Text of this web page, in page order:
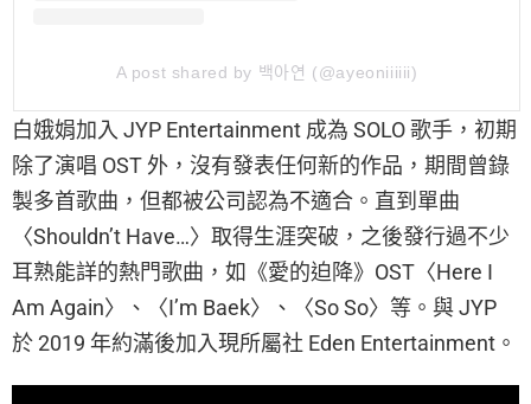
A post shared by 백아연 (@ayeoniiiiii)
白娥娟加入 JYP Entertainment 成為 SOLO 歌手，初期
除了演唱 OST 外，沒有發表任何新的作品，期間曾錄
製多首歌曲，但都被公司認為不適合。直到單曲
〈Shouldn’t Have…〉取得生涯突破，之後發行過不少
耳熟能詳的熱門歌曲，如《愛的迫降》OST〈Here I
Am Again〉、〈I’m Baek〉、〈So So〉等。與 JYP
於 2019 年約滿後加入現所屬社 Eden Entertainment。